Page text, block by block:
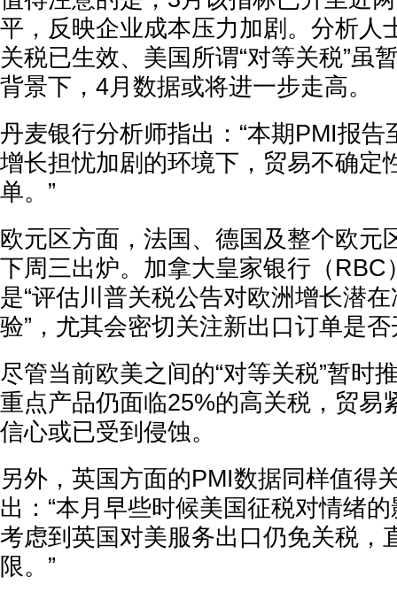
平，反映企业成本压力加剧。分析人
关税已生效、美国所谓“对等关税”虽
背景下，4月数据或将进一步走高。
丹麦银行分析师指出：“本期PMI报告
增长担忧加剧的环境下，贸易不确定
单。”
欧元区方面，法国、德国及整个欧元
下周三出炉。加拿大皇家银行（RBC
是“评估川普关税公告对欧洲增长潜
验”，尤其会密切关注新出口订单是
尽管当前欧美之间的“对等关税”暂时
重点产品仍面临25%的高关税，贸易
信心或已受到侵蚀。
另外，英国方面的PMI数据同样值得
出：“本月早些时候美国征税对情绪
考虑到英国对美服务出口仍免关税，
限。”